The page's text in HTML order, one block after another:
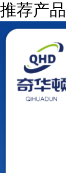
推荐产品